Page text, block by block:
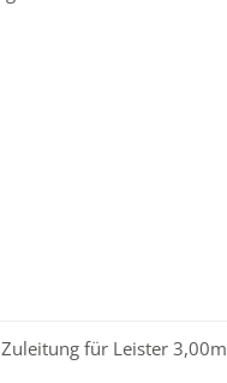
Zuleitung für Leister 3,00m